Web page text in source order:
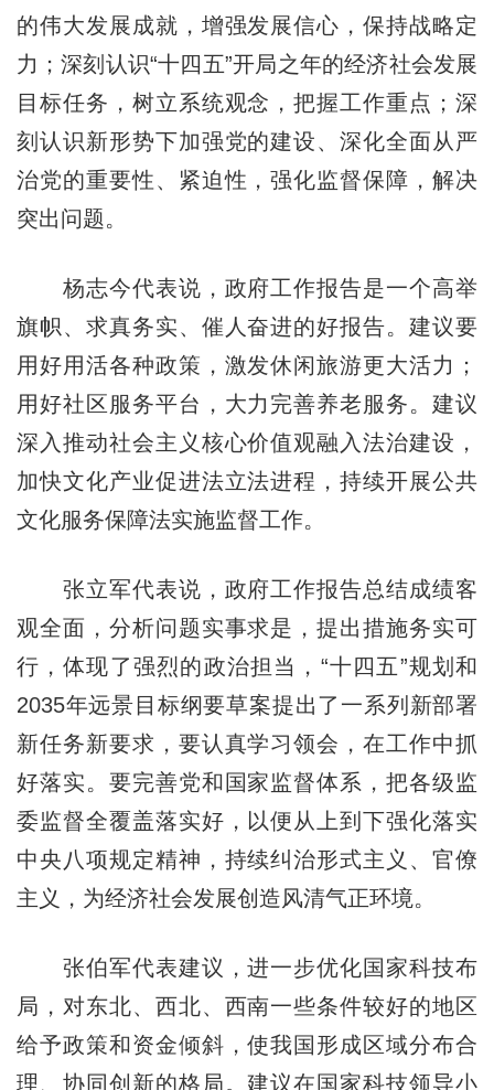
的伟大发展成就，增强发展信心，保持战略定
力；深刻认识“十四五”开局之年的经济社会发展
目标任务，树立系统观念，把握工作重点；深
刻认识新形势下加强党的建设、深化全面从严
治党的重要性、紧迫性，强化监督保障，解决
突出问题。
杨志今代表说，政府工作报告是一个高举
旗帜、求真务实、催人奋进的好报告。建议要
用好用活各种政策，激发休闲旅游更大活力；
用好社区服务平台，大力完善养老服务。建议
深入推动社会主义核心价值观融入法治建设，
加快文化产业促进法立法进程，持续开展公共
文化服务保障法实施监督工作。
张立军代表说，政府工作报告总结成绩客
观全面，分析问题实事求是，提出措施务实可
行，体现了强烈的政治担当，“十四五”规划和
2035年远景目标纲要草案提出了一系列新部署
新任务新要求，要认真学习领会，在工作中抓
好落实。要完善党和国家监督体系，把各级监
委监督全覆盖落实好，以便从上到下强化落实
中央八项规定精神，持续纠治形式主义、官僚
主义，为经济社会发展创造风清气正环境。
张伯军代表建议，进一步优化国家科技布
局，对东北、西北、西南一些条件较好的地区
给予政策和资金倾斜，使我国形成区域分布合
理、协同创新的格局。建议在国家科技领导小